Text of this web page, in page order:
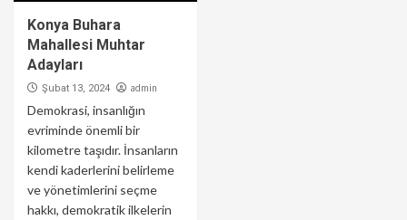
Konya Buhara
Mahallesi Muhtar
Adayları
Şubat 13, 2024 admin
Demokrasi, insanlığın
evriminde önemli bir
kilometre taşıdır. İnsanların
kendi kaderlerini belirleme
ve yönetimlerini seçme
hakkı, demokratik ilkelerin